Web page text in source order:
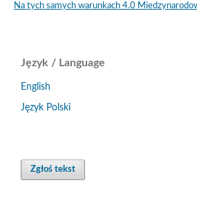
Na tych samych warunkach 4.0
Język / Language
English
Język Polski
Zgłoś tekst